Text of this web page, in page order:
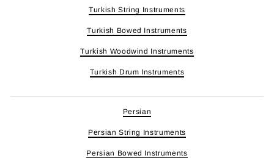
Turkish String Instruments
Turkish Bowed Instruments
Turkish Woodwind Instruments
Turkish Drum Instruments
Persian
Persian String Instruments
Persian Bowed Instruments